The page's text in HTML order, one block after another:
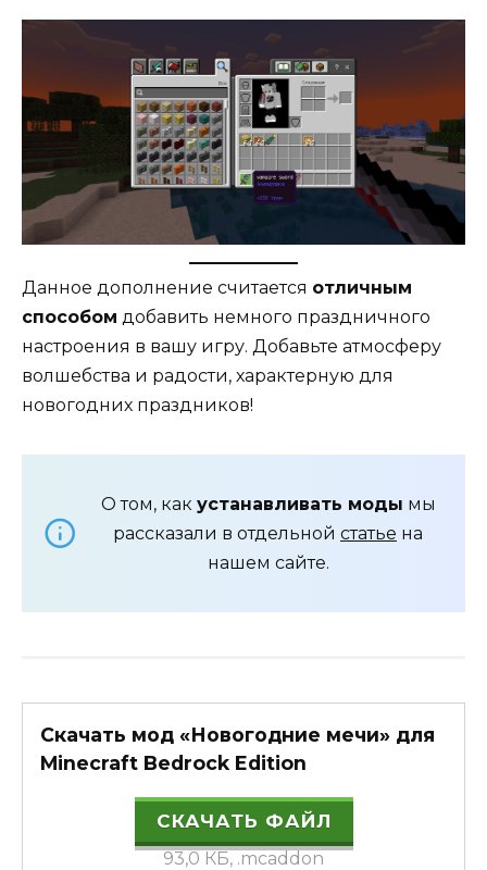
Данное дополнение считается отличным
способом добавить немного праздничного
настроения в вашу игру. Добавьте атмосферу
волшебства и радости, характерную для
новогодних праздников!
О том, как устанавливать моды мы
рассказали в отдельной статье на
нашем сайте.
Скачать мод «Новогодние мечи» для
Minecraft Bedrock Edition
СКАЧАТЬ ФАЙЛ
93,0 КБ, .mcaddon